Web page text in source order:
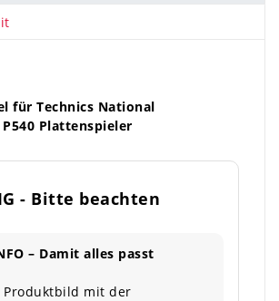
für Technics National
P540 Plattenspieler
- Bitte beachten
– Damit alles passt
Produktbild mit der